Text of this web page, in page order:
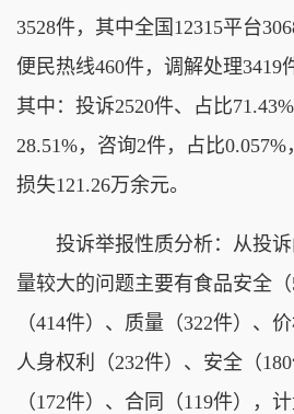
3528件，其中全国12315平台
便民热线460件，调解处理3419
其中：投诉2520件、占比
28.51%，咨询2件，占比
损失121.26万余元。
投诉举报性质分析：从投诉
量较大的问题主要有食品安全
（414件）、质量（322件）、
人身权利（232件）、安全（
（172件）、合同（119件），